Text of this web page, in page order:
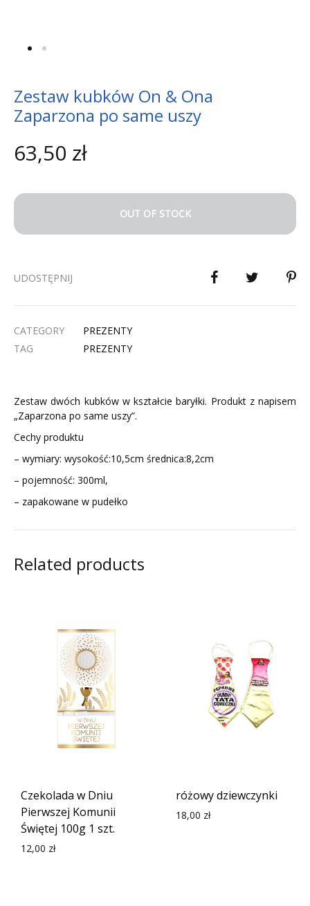
Zestaw kubków On & Ona
Zaparzona po same uszy
63,50 zł
OUT OF STOCK
UDOSTĘPNIJ
CATEGORY
PREZENTY
TAG
PREZENTY
Zestaw dwóch kubków w kształcie baryłki. Produkt z napisem
„Zaparzona po same uszy”.
Cechy produktu
– wymiary: wysokość:10,5cm średnica:8,2cm
– pojemność: 300ml,
– zapakowane w pudełko
Related products
Czekolada w Dniu
Pierwszej Komunii
Świętej 100g 1 szt.
12,00 zł
różowy dziewczynki
18,00 zł